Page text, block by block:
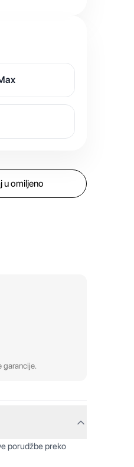
u omiljeno
garancije.
porudžbe preko